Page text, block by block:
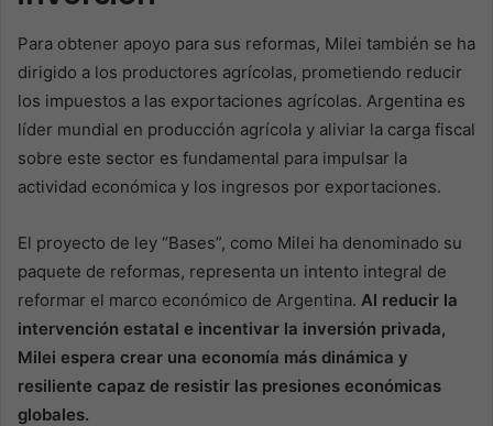
Para obtener apoyo para sus reformas, Milei también se ha
dirigido a los productores agrícolas, prometiendo reducir
los impuestos a las exportaciones agrícolas. Argentina es
líder mundial en producción agrícola y aliviar la carga fiscal
sobre este sector es fundamental para impulsar la
actividad económica y los ingresos por exportaciones.
El proyecto de ley “Bases”, como Milei ha denominado su
paquete de reformas, representa un intento integral de
reformar el marco económico de Argentina. Al reducir la
intervención estatal e incentivar la inversión privada,
Milei espera crear una economía más dinámica y
resiliente capaz de resistir las presiones económicas
globales.